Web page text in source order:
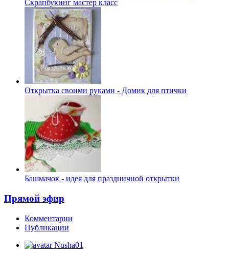
Скрапбукинг мастер класс
Открытка своими руками - Домик для птички
Башмачок - идея для праздничной открытки
Прямой эфир
Комментарии
Публикации
Nusha01